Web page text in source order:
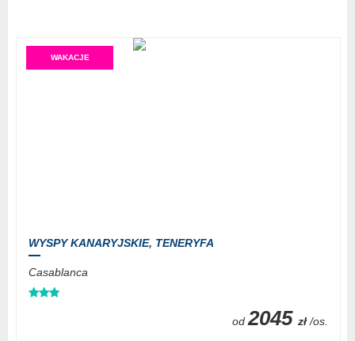
WAKACJE
WYSPY KANARYJSKIE, TENERYFA
Casablanca
od 2045 zł /os.